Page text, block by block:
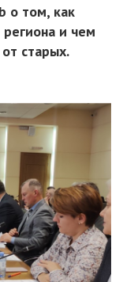
о том, как
и чем
старых.